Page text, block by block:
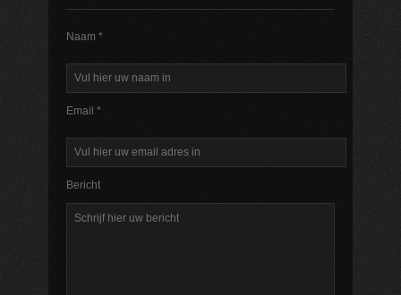
Naam *
Email *
Bericht